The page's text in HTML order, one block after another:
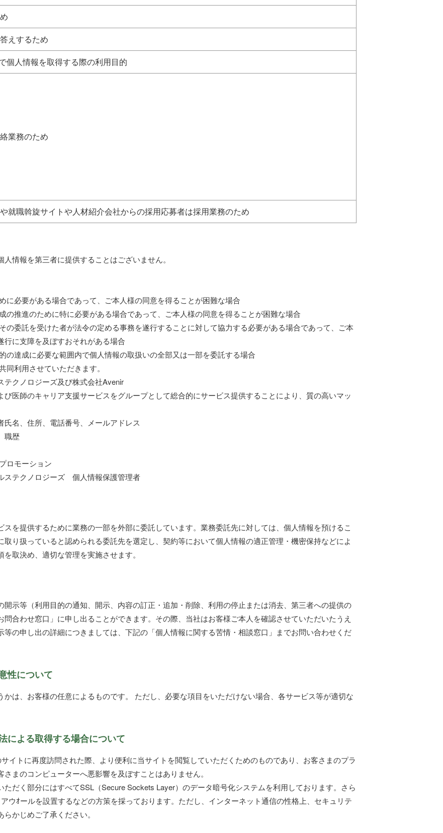
えするため
個人情報を取得する際の利用目的
業務のため
就職斡旋サイトや人材紹介会社からの採用応募者は採用業務のため
情報を第三者に提供することはございません。
に必要がある場合であって、ご本人様の同意を得ることが困難な場合
の推進のために特に必要がある場合であって、ご本人様の同意を得ることが困難な場合
の委託を受けた者が法令の定める事務を遂行することに対して協力する必要がある場合であって、ご本
行に支障を及ぼすおそれがある場合
の達成に必要な範囲内で個人情報の取扱いの全部又は一部を委託する場合
同利用させていただきます。
クノロジーズ及び株式会社Avenir
医師のキャリア支援サービスをグループとして総合的にサービス提供することにより、質の高いマッ
名、住所、電話番号、メールアドレス
職歴
ロモーション
ステクノロジーズ 個人情報保護管理者
を提供するために業務の一部を外部に委託しています。業務委託先に対しては、個人情報を預けるこ
り扱っていると認められる委託先を選定し、契約等において個人情報の適正管理・機密保持などによ
取決め、適切な管理を実施させます。
示等（利用目的の通知、開示、内容の訂正・追加・削除、利用の停止または消去、第三者への提供の
合わせ窓口」に申し出ることができます。その際、当社はお客様ご本人を確認させていただいたうえ
の申し出の詳細につきましては、下記の「個人情報に関する苦情・相談窓口」までお問い合わせくだ
性について
は、お客様の任意によるものです。 ただし、必要な項目をいただけない場合、各サービス等が適切な
による取得する場合について
イトに再度訪問された際、より便利に当サイトを閲覧していただくためのものであり、お客さまのプラ
まのコンピューターへ悪影響を及ぼすことはありません。
だく部分にはすべてSSL（Secure Sockets Layer）のデータ暗号化システムを利用しております。さら
ウｵールを設置するなどの方策を採っております。ただし、インターネット通信の性格上、セキュリテ
かじめご了承ください。